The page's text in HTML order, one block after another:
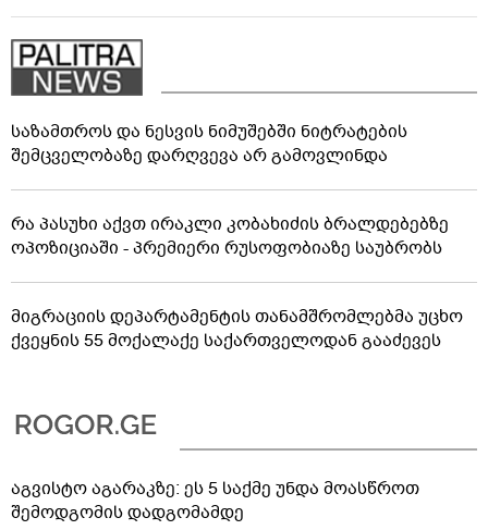
საზამთროს და ნესვის ნიმუშებში ნიტრატების
შემცველობაზე დარღვევა არ გამოვლინდა
რა პასუხი აქვთ ირაკლი კობახიძის ბრალდებებზე
ოპოზიციაში - პრემიერი რუსოფობიაზე საუბრობს
მიგრაციის დეპარტამენტის თანამშრომლებმა უცხო
ქვეყნის 55 მოქალაქე საქართველოდან გააძევეს
აგვისტო აგარაკზე: ეს 5 საქმე უნდა მოასწროთ
შემოდგომის დადგომამდე